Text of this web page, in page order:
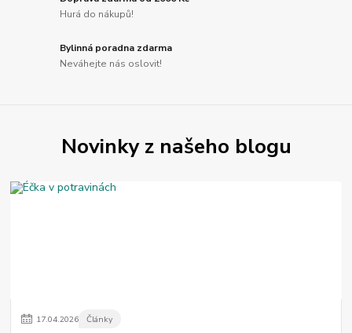
Hurá do nákupů!
Bylinná poradna zdarma
Neváhejte nás oslovit!
Novinky z našeho blogu
17.04.2026 Články